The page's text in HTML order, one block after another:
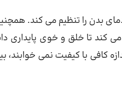
بدن را تنظیم می کند.
کند تا خلق و خوی پایداری
کافی با کیفیت نمی خوابند،